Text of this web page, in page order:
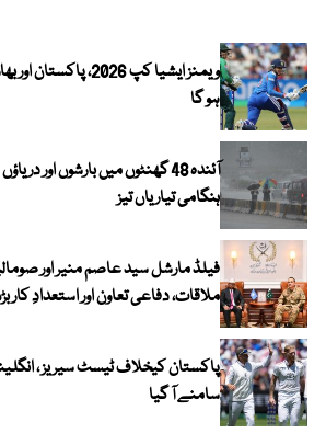
ویمنز ایشیا کپ 2026،
ہو گا
آئندہ 48 گھنٹوں میں بارشوں اور
ہنگامی تیاریاں تیز
فیلڈ مارشل سید عاصم منیر اور
ملاقات، دفاعی تعاون اور استعدادِ کار
سامنے آ گیا